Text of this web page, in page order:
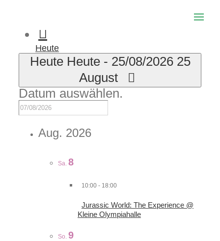
Heute
Heute Heute - 25/08/2026 25
August
Datum auswählen.
Aug. 2026
Sa. 8
10:00 - 18:00
Jurassic World: The Experience @
Kleine Olympiahalle
So. 9